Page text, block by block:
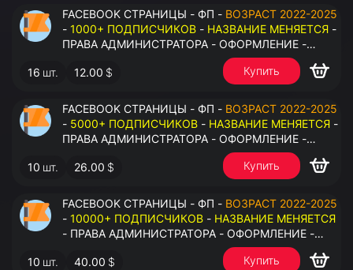
FACEBOOK СТРАНИЦЫ - ФП - ВОЗРАСТ 2022-2025
- 1000+ ПОДПИСЧИКОВ - НАЗВАНИЕ МЕНЯЕТСЯ -
ПРАВА АДМИНИСТРАТОРА - ОФОРМЛЕНИЕ -
ЗАПОЛНЕННАЯ ИНФОРМАЦИЯ - ПОД ВСЕ ГЕО
16 шт. 12.00 $ Купить
FACEBOOK СТРАНИЦЫ - ФП - ВОЗРАСТ 2022-2025
- 5000+ ПОДПИСЧИКОВ - НАЗВАНИЕ МЕНЯЕТСЯ -
ПРАВА АДМИНИСТРАТОРА - ОФОРМЛЕНИЕ -
ЗАПОЛНЕННАЯ ИНФОРМАЦИЯ - ПОД ВСЕ ГЕО
10 шт. 26.00 $ Купить
FACEBOOK СТРАНИЦЫ - ФП - ВОЗРАСТ 2022-2025
- 10000+ ПОДПИСЧИКОВ - НАЗВАНИЕ МЕНЯЕТСЯ
- ПРАВА АДМИНИСТРАТОРА - ОФОРМЛЕНИЕ -
ЗАПОЛНЕННАЯ ИНФОРМАЦИЯ - ПОД ВСЕ ГЕО
10 шт. 40.00 $ Купить